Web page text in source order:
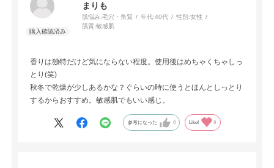
まりも
肌悩み:毛穴・角質 年代:40代 性別:女性
肌質:敏感肌
香りは独特だけど気にならない程度。使用後はめちゃくちゃしっ
とり(笑)
秋冬で乾燥が少しあるかな？ぐらいの時に使うとほんとしっとり
するからおすすめ。敏感肌でもいい感じ。
参考になった 0 Like! 0